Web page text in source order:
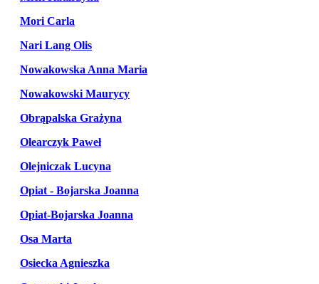
Mori Carla
Nari Lang Olis
Nowakowska Anna Maria
Nowakowski Maurycy
Obrąpalska Grażyna
Olearczyk Paweł
Olejniczak Lucyna
Opiat - Bojarska Joanna
Opiat-Bojarska Joanna
Osa Marta
Osiecka Agnieszka